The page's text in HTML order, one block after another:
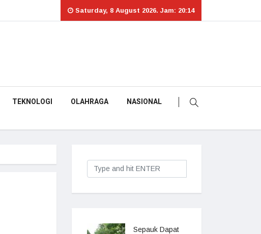
Saturday, 8 August 2026. Jam: 20:14
TEKNOLOGI OLAHRAGA NASIONAL
Sepauk Dapat